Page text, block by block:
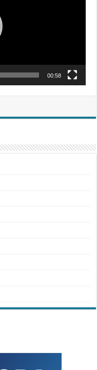
00:58